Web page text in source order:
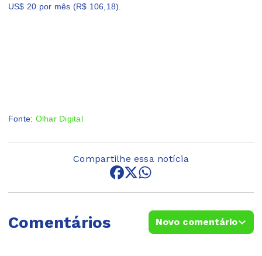
US$ 20 por mês (R$ 106,18).
Fonte: Olhar Digital
Compartilhe essa notícia
Comentários Novo comentário